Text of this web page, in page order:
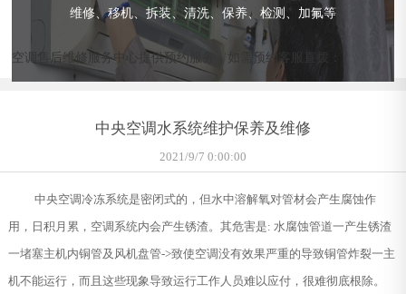
维修、移机、拆装、清洗、保养、检测、加氟等
空调售后维修服务中心提供预约服务，如需预约客服直拨：
中央空调水系统维护保养及维修
2021/9/7 0:00:00
中央空调冷冻系统是密闭式的，但水中溶解氧对管材会产生腐蚀作
用，日积月累，空调系统内会产生锈渣。其危害是: 水腐蚀管道一产生锈渣
一堵塞主机内铜管及风机盘管->致使空调没有效果严重的导致铜管炸裂一主
机不能运行，而且这些现象导致运行工作人员难以应付，很难彻底根除。